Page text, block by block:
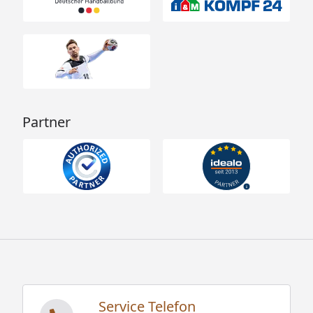
9 kW Ofen integr.
kg / 460 x 460 x 570 mm,15,8
340 x 295 x 117 mm, 1,8 kg
9 kW Biokombi-Ofen: 2000 x
x 570 x 460 mm, 17,2 kg /
ohne Ofen: 2000 x 1250 x
Partner
Service Telefon